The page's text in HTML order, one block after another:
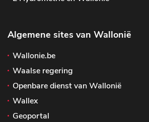
Algemene sites van Wallonië
Wallonie.be
Waalse regering
Openbare dienst van Wallonië
Wallex
Geoportal